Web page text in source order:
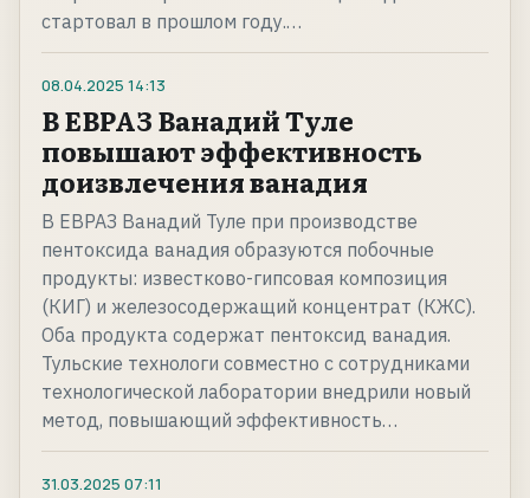
стартовал в прошлом году.…
08.04.2025 14:13
В ЕВРАЗ Ванадий Туле
повышают эффективность
доизвлечения ванадия
В ЕВРАЗ Ванадий Туле при производстве
пентоксида ванадия образуются побочные
продукты: известково-гипсовая композиция
(КИГ) и железосодержащий концентрат (КЖС).
Оба продукта содержат пентоксид ванадия.
Тульские технологи совместно с сотрудниками
технологической лаборатории внедрили новый
метод, повышающий эффективность…
31.03.2025 07:11